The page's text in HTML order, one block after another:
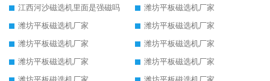
江西河沙磁选机里面是强磁吗
潍坊平板磁选机厂家
潍坊平板磁选机厂家
潍坊平板磁选机厂家
潍坊平板磁选机厂家
潍坊平板磁选机厂家
潍坊平板磁选机厂家
潍坊平板磁选机厂家